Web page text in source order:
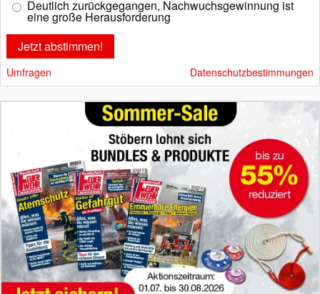
Deutlich zurückgegangen, Nachwuchsgewinnung ist
eine große Herausforderung
Umfragen Datenschutzbestimmungen